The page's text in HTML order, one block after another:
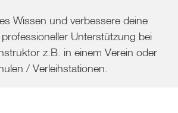
Wissen und verbessere deine
Unterstützung bei
z.B. in einem Verein oder
/ Verleihstationen.